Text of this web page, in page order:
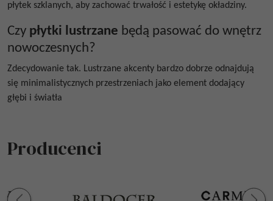
płytek szklanych, aby zachować trwałość i estetykę okładziny.
Czy płytki lustrzane będą pasować do wnętrz
nowoczesnych?
Zdecydowanie tak. Lustrzane akcenty bardzo dobrze odnajdują
się minimalistycznych przestrzeniach jako element dodający
głębi i światła
Producenci